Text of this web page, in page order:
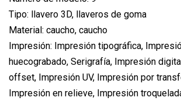
Tipo: llavero 3D, llaveros de goma
Material: caucho, caucho
Impresión: Impresión tipográfica,
huecograbado, Serigrafía, Impresión
offset, Impresión UV, Impresión por
Impresión en relieve, Impresión